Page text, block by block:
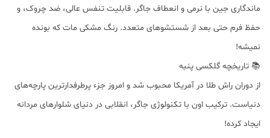
ماندگاری جین با نرمی و انعطاف جاگر. قابلیت تنفس عالی، ضد چروک، و
حفظ فرم حتی بعد از شستشوهای متعدد. رنگ مشکی مات که بونده
نمیشه!
📚 تاریخچه گلکسی پنبه
از دوران راش طلا در آمریکا محبوب شد و امروز جزء پرطرفدارترین پارچه‌های
دنیاست. ترکیب اون با تکنولوژی جاگر، انقلابی در دنیای شلوارهای مردانه
ایجاد کرده!